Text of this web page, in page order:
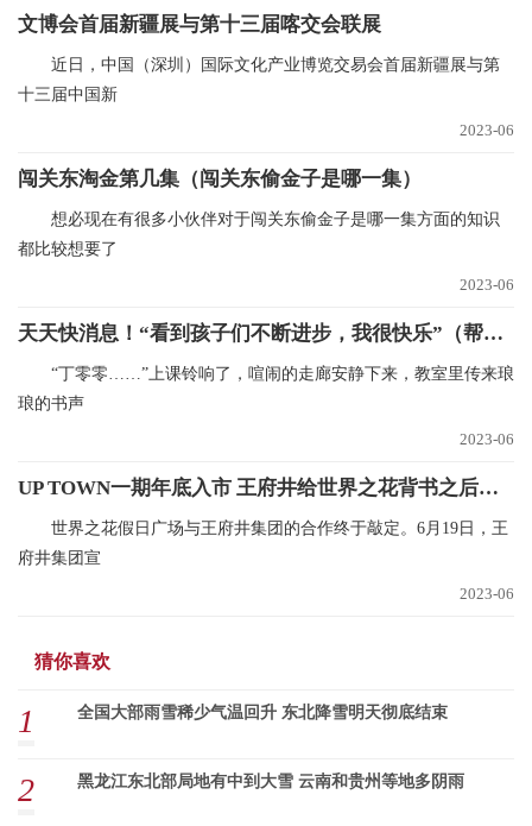
文博会首届新疆展与第十三届喀交会联展
近日，中国（深圳）国际文化产业博览交易会首届新疆展与第
十三届中国新
2023-06
闯关东淘金第几集（闯关东偷金子是哪一集）
想必现在有很多小伙伴对于闯关东偷金子是哪一集方面的知识
都比较想要了
2023-06
天天快消息！“看到孩子们不断进步，我很快乐”（帮扶县驻村手记）
“丁零零……”上课铃响了，喧闹的走廊安静下来，教室里传来琅
琅的书声
2023-06
UP TOWN一期年底入市 王府井给世界之花背书之后能盘活吗？ 天天观焦点
世界之花假日广场与王府井集团的合作终于敲定。6月19日，王
府井集团宣
2023-06
猜你喜欢
1 全国大部雨雪稀少气温回升 东北降雪明天彻底结束
2 黑龙江东北部局地有中到大雪 云南和贵州等地多阴雨